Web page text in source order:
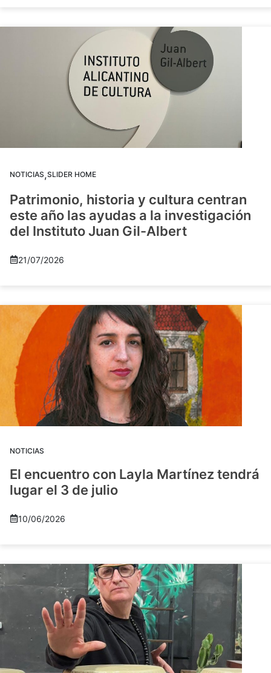
NOTICIAS,SLIDER HOME
Patrimonio, historia y cultura centran
este año las ayudas a la investigación
del Instituto Juan Gil-Albert
21/07/2026
NOTICIAS
El encuentro con Layla Martínez tendrá
lugar el 3 de julio
10/06/2026